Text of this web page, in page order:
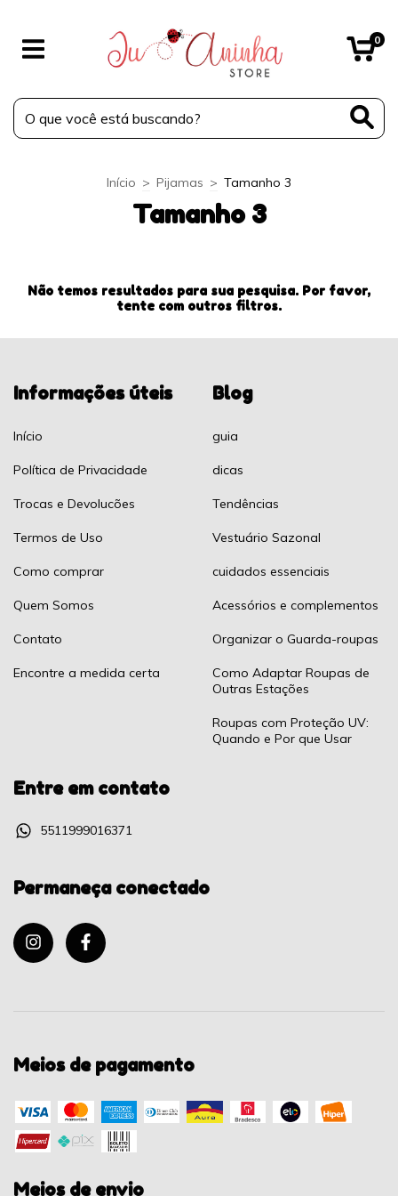
0
Início > Pijamas > Tamanho 3
Tamanho 3
Não temos resultados para sua pesquisa. Por favor,
tente com outros filtros.
Informações úteis
Início
Política de Privacidade
Trocas e Devolucões
Termos de Uso
Como comprar
Quem Somos
Contato
Encontre a medida certa
Blog
guia
dicas
Tendências
Vestuário Sazonal
cuidados essenciais
Acessórios e complementos
Organizar o Guarda-roupas
Como Adaptar Roupas de
Outras Estações
Roupas com Proteção UV:
Quando e Por que Usar
Entre em contato
5511999016371
Permaneça conectado
Meios de pagamento
Meios de envio